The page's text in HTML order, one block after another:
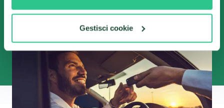
Gestisci cookie
disponibili!